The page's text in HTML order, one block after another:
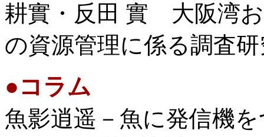
耕實・反田 實 大阪湾
の資源管理に係る調査
● コラム
魚影逍遥－魚に発信機